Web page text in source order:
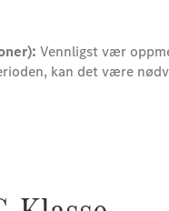
Vennligst vær
kan det være